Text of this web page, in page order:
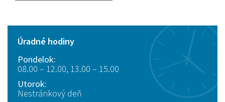
Úradné hodiny
Pondelok:
08.00 – 12.00, 13.00 – 15.00
Utorok:
Nestránkový deň